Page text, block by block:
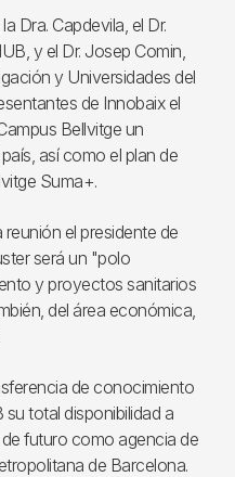
Dra. Capdevila, el Dr.
y el Dr. Josep Comin,
y Universidades del
de Innobaix el
Bellvitge un
así como el plan de
Suma+.
el presidente de
será un "polo
y proyectos sanitarios
del área económica,
de conocimiento
total disponibilidad a
futuro como agencia de
de Barcelona.